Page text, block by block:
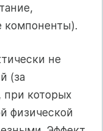
компоненты).
не
(за
которых
физической